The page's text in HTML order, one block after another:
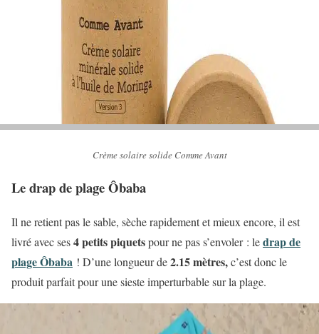
Crème solaire solide Comme Avant
Le drap de plage Ôbaba
Il ne retient pas le sable, sèche rapidement et mieux encore, il est
livré avec ses4 petits piquetspour ne pas s’envoler : ledrap de
plage Ôbaba ! D’une longueur de2.15 mètres,c’est donc le
produit parfait pour une sieste imperturbable sur la plage.